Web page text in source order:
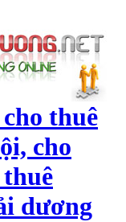
thuê
cho
dương